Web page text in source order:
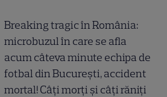
Breaking tragic în România:
microbuzul în care se afla
acum câteva minute echipa de
fotbal din București, accident
mortal! Câți morți și câți răniți